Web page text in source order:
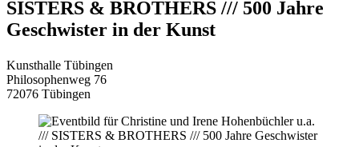
SISTERS & BROTHERS /// 500 Jahre
Geschwister in der Kunst
Kunsthalle Tübingen
Philosophenweg 76
72076 Tübingen